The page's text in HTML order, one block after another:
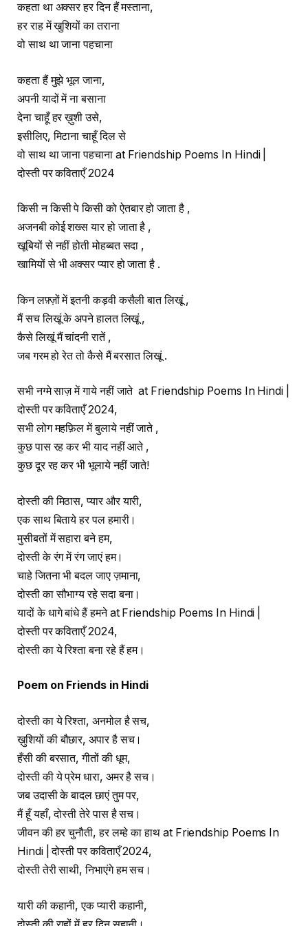
कहता था अक्सर हर दिन हैं मस्ताना,
हर राह में खुशियों का तराना
वो साथ था जाना पहचाना
कहता हैं मुझे भूल जाना,
अपनी यादों में ना बसाना
देना चाहूँ हर ख़ुशी उसे,
इसीलिए, मिटाना चाहूँ दिल से
वो साथ था जाना पहचाना at Friendship Poems In Hindi |
दोस्ती पर कविताएँ 2024
किसी न किसी पे किसी को ऐतबार हो जाता है ,
अजनबी कोई शख्स यार हो जाता है ,
खूबियों से नहीं होती मोहब्बत सदा ,
खामियों से भी अक्सर प्यार हो जाता है .
किन लफ़्ज़ों में इतनी कड़वी कसैली बात लिखूं ,
मैं सच लिखूं के अपने हालत लिखूं ,
कैसे लिखूं मैं चांदनी रातें ,
जब गरम हो रेत तो कैसे मैं बरसात लिखूं .
सभी नग्मे साज़ में गाये नहीं जाते at Friendship Poems In Hindi |
दोस्ती पर कविताएँ 2024,
सभी लोग महफ़िल में बुलाये नहीं जाते ,
कुछ पास रह कर भी याद नहीं आते ,
कुछ दूर रह कर भी भूलाये नहीं जाते!
दोस्ती की मिठास, प्यार और यारी,
एक साथ बिताये हर पल हमारी।
मुसीबतों में सहारा बने हम,
दोस्ती के रंग में रंग जाएं हम।
चाहे जितना भी बदल जाए ज़माना,
दोस्ती का सौभाग्य रहे सदा बना।
यादों के धागे बांधे हैं हमने at Friendship Poems In Hindi |
दोस्ती पर कविताएँ 2024,
दोस्ती का ये रिश्ता बना रहे हैं हम।
Poem on Friends in Hindi
दोस्ती का ये रिश्ता, अनमोल है सच,
ख़ुशियों की बौछार, अपार है सच।
हँसी की बरसात, गीतों की धूम,
दोस्ती की ये प्रेम धारा, अमर है सच।
जब उदासी के बादल छाएं तुम पर,
मैं हूँ यहाँ, दोस्ती तेरे पास है सच।
जीवन की हर चुनौती, हर लम्हे का हाथ at Friendship Poems In
Hindi | दोस्ती पर कविताएँ 2024,
दोस्ती तेरी साथी, निभाएंगे हम सच।
यारी की कहानी, एक प्यारी कहानी,